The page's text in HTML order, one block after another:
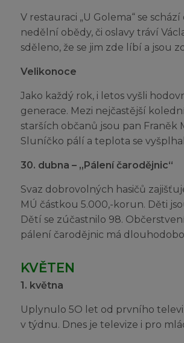
V restauraci „U Golema“ se
nedělní obědy, či oslavy tráví
sděleno, že se jim zde líbí a jsou
Velikonoce
Jako každý rok, i letos vyšli
generace. Mezi nejčastější
starších občanů jsou pan Franěk
Sluníčko pálí a teplota se
30. dubna – „Pálení čarodějnic“
Svaz dobrovolných hasičů
MÚ částkou 5.000,-korun. Děti
Dětí se zúčastnilo 98.
pálení čarodějnic má
KVĚTEN
1. května
Uplynulo 5O let od prvního
v týdnu. Dnes je televize i pro